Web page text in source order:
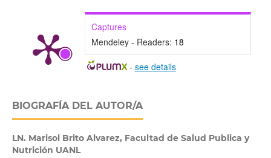
Captures
Mendeley - Readers: 18
- see details
BIOGRAFÍA DEL AUTOR/A
LN. Marisol Brito Alvarez, Facultad de Salud Publica y
Nutrición UANL